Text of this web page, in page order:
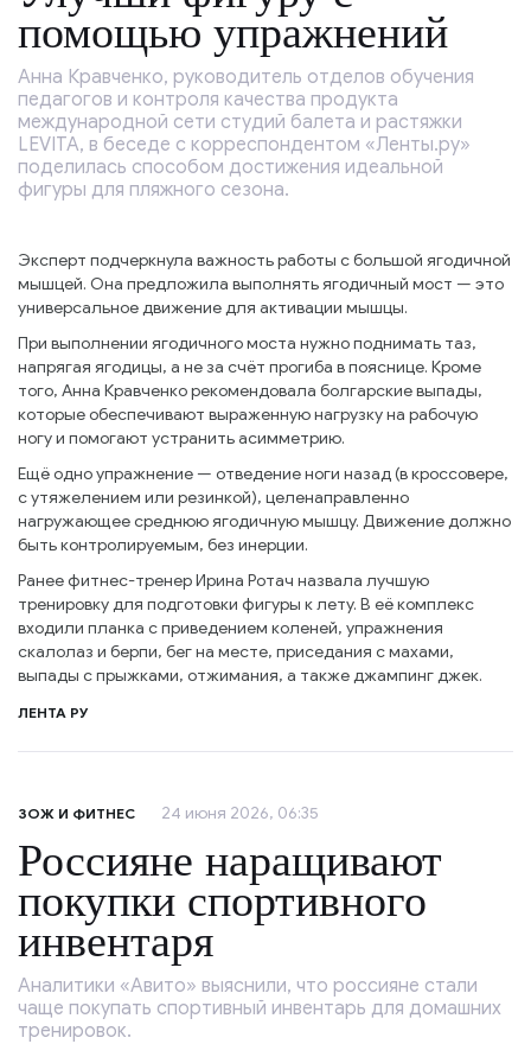
помощью упражнений
Анна Кравченко, руководитель отделов обучения
педагогов и контроля качества продукта
международной сети студий балета и растяжки
LEVITA, в беседе с корреспондентом «Ленты.ру»
поделилась способом достижения идеальной
фигуры для пляжного сезона.
Эксперт подчеркнула важность работы с большой ягодичной
мышцей. Она предложила выполнять ягодичный мост — это
универсальное движение для активации мышцы.
При выполнении ягодичного моста нужно поднимать таз,
напрягая ягодицы, а не за счёт прогиба в пояснице. Кроме
того, Анна Кравченко рекомендовала болгарские выпады,
которые обеспечивают выраженную нагрузку на рабочую
ногу и помогают устранить асимметрию.
Ещё одно упражнение — отведение ноги назад (в кроссовере,
с утяжелением или резинкой), целенаправленно
нагружающее среднюю ягодичную мышцу. Движение должно
быть контролируемым, без инерции.
Ранее фитнес-тренер Ирина Ротач назвала лучшую
тренировку для подготовки фигуры к лету. В её комплекс
входили планка с приведением коленей, упражнения
скалолаз и берпи, бег на месте, приседания с махами,
выпады с прыжками, отжимания, а также джампинг джек.
ЛЕНТА РУ
ЗОЖ И ФИТНЕС 24 июня 2026, 06:35
Россияне наращивают
покупки спортивного
инвентаря
Аналитики «Авито» выяснили, что россияне стали
чаще покупать спортивный инвентарь для домашних
тренировок.